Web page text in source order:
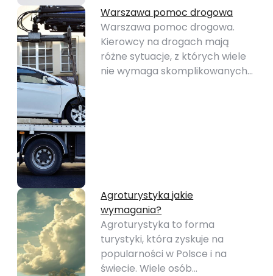
Warszawa pomoc drogowa
Warszawa pomoc drogowa.
Kierowcy na drogach mają
różne sytuacje, z których wiele
nie wymaga skomplikowanych…
Agroturystyka jakie
wymagania?
Agroturystyka to forma
turystyki, która zyskuje na
popularności w Polsce i na
świecie. Wiele osób…